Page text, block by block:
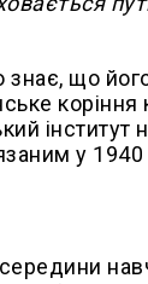
що його
у